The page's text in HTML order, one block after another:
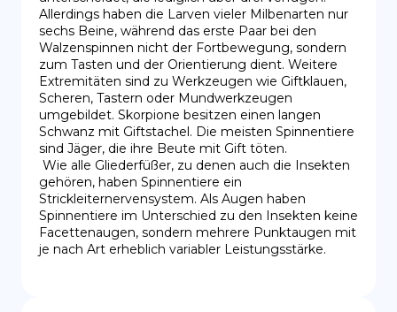
Allerdings haben die Larven vieler Milbenarten nur
sechs Beine, während das erste Paar bei den
Walzenspinnen nicht der Fortbewegung, sondern
zum Tasten und der Orientierung dient. Weitere
Extremitäten sind zu Werkzeugen wie Giftklauen,
Scheren, Tastern oder Mundwerkzeugen
umgebildet. Skorpione besitzen einen langen
Schwanz mit Giftstachel. Die meisten Spinnentiere
sind Jäger, die ihre Beute mit Gift töten.
gehören, haben Spinnentiere ein
Strickleiternervensystem. Als Augen haben
Spinnentiere im Unterschied zu den Insekten keine
Facettenaugen, sondern mehrere Punktaugen mit
je nach Art erheblich variabler Leistungsstärke.